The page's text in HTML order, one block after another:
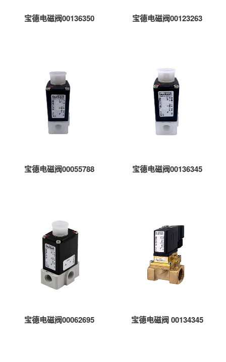
宝德电磁阀00136350 宝德电磁阀00123263
宝德电磁阀00055788 宝德电磁阀00136345
宝德电磁阀00062695 宝德电磁阀 00134345